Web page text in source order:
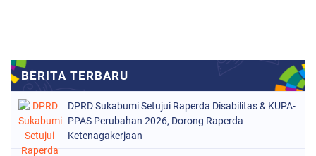
DPRD Sukabumi Setujui Raperda Disabilitas & KUPA-
PPAS Perubahan 2026, Dorong Raperda
Ketenagakerjaan